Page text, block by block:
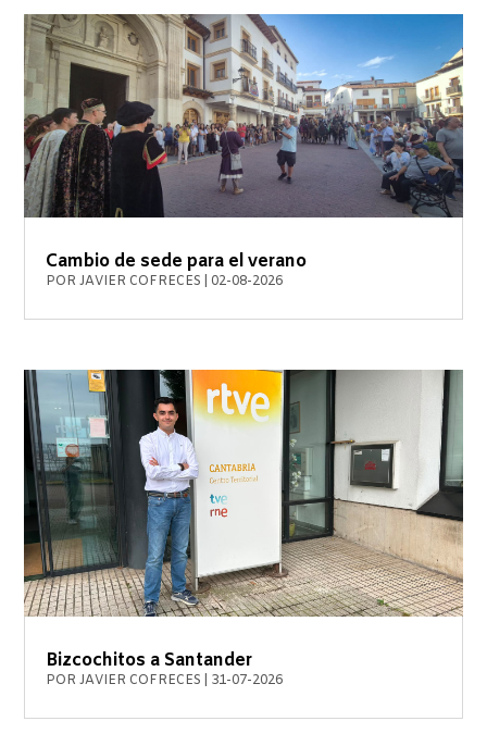
Cambio de sede para el verano
PORJAVIER COFRECES 02-08-2026
Bizcochitos a Santander
PORJAVIER COFRECES 31-07-2026